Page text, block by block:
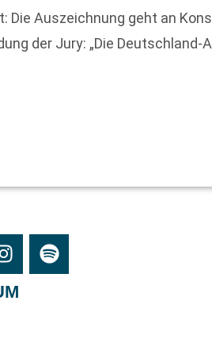
Auszeichnung geht an
der Jury: „Die